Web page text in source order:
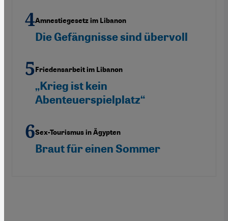
Amnestiegesetz im Libanon
Die Gefängnisse sind übervoll
Friedensarbeit im Libanon
„Krieg ist kein
Abenteuerspielplatz“
Sex-Tourismus in Ägypten
Braut für einen Sommer